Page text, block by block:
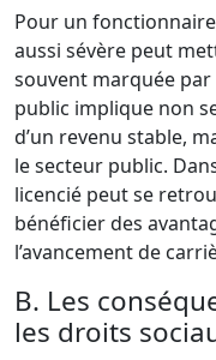
Pour un
aussi sévère peut
souvent marquée par
public implique non
d’un revenu stable,
le secteur public.
licencié peut se
bénéficier des
l’avancement de
B. Les
les droits